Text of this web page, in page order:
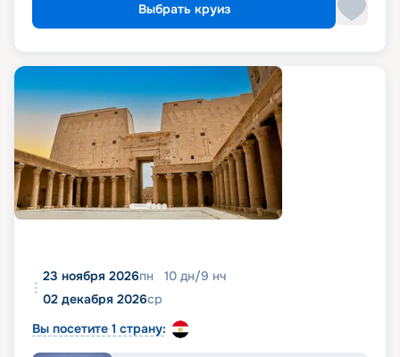
Выбрать круиз
23 ноября 2026пн 10 дн/9 нч
02 декабря 2026ср
Вы посетите 1 страну: